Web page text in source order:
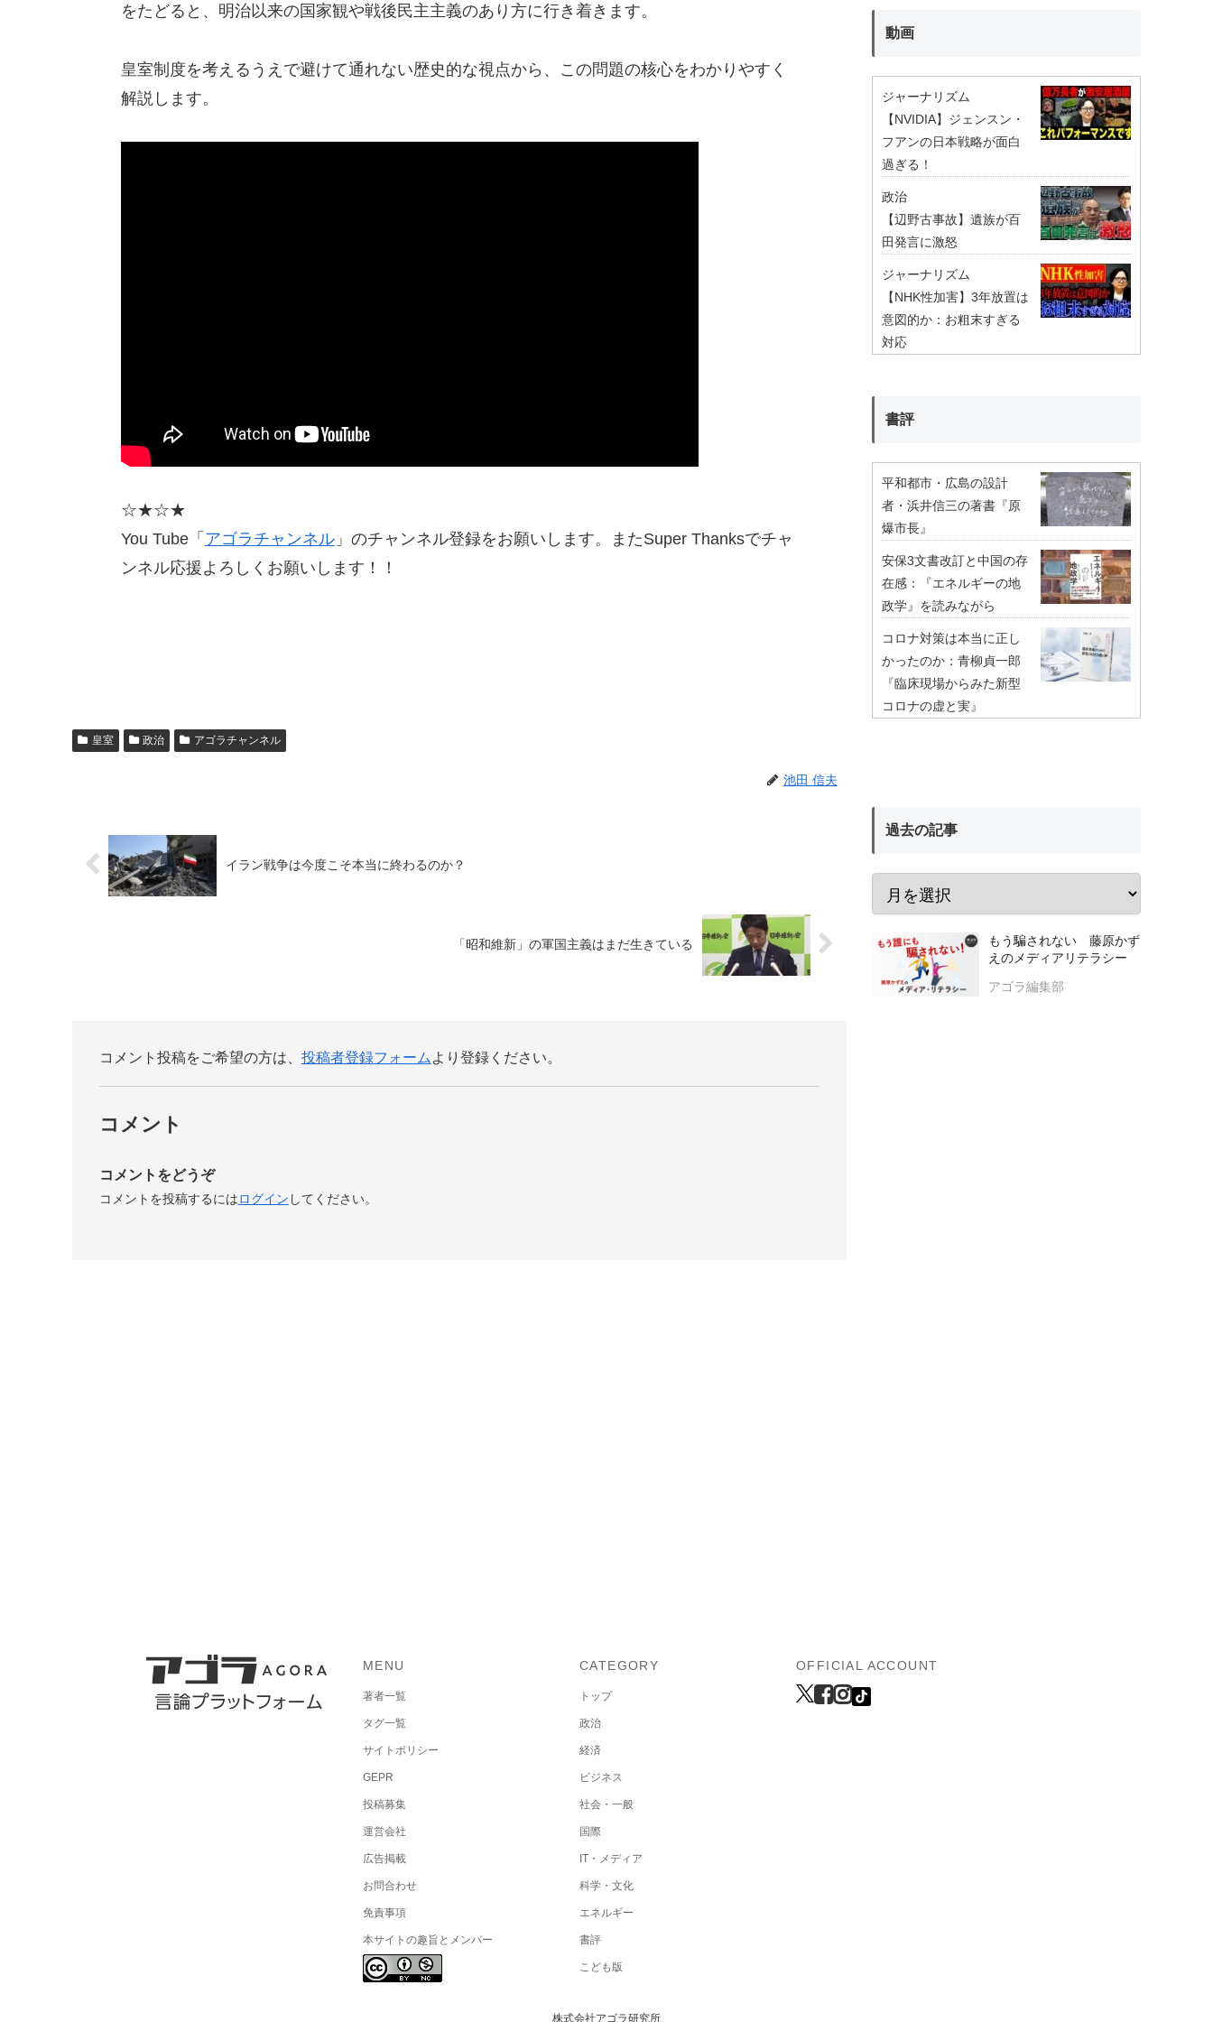
をたどると、明治以来の国家観や戦後民主主義のあり方に行き着きます。
皇室制度を考えるうえで避けて通れない歴史的な視点から、この問題の核心をわかりやすく
解説します。
☆★☆★
You Tube「 アゴラチャンネル」のチャンネル登録をお願いします。またSuper Thanksでチャ
ンネル応援よろしくお願いします！！
皇室 政治 アゴラチャンネル
池田 信夫
イラン戦争は今度こそ本当に終わるのか？
「昭和維新」の軍国主義はまだ生きている
コメント投稿をご希望の方は、 投稿者登録フォーム より登録ください。
コメント
コメントをどうぞ
コメントを投稿するにはログイン してください。
動画
ジャーナリズム
【NVIDIA】ジェンスン・
フアンの日本戦略が面白
過ぎる！
政治
【辺野古事故】遺族が百
田発言に激怒
ジャーナリズム
【NHK性加害】3年放置は
意図的か：お粗末すぎる
対応
書評
平和都市・広島の設計
者・浜井信三の著書『原
爆市長』
安保3文書改訂と中国の存
在感：『エネルギーの地
政学』を読みながら
コロナ対策は本当に正し
かったのか：青柳貞一郎
『臨床現場からみた新型
コロナの虚と実』
過去の記事
もう騙されない 藤原かず
えのメディアリテラシー
アゴラ編集部
MENU
著者一覧
タグ一覧
サイトポリシー
GEPR
投稿募集
運営会社
広告掲載
お問合わせ
免責事項
本サイトの趣旨とメンバー
CATEGORY
トップ
政治
経済
ビジネス
社会・一般
国際
IT・メディア
科学・文化
エネルギー
書評
こども版
OFFICIAL ACCOUNT
株式会社アゴラ研究所